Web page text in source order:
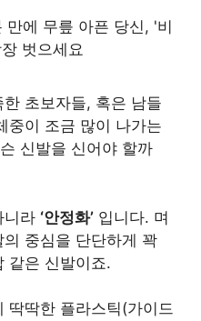
초보자들, 혹은 남들
중이 조금 많이 나가는
신발을 신어야 할까
니라 ‘안정화’ 입니다. 며
중심을 단단하게 꽉
같은 신발이죠.
딱딱한 플라스틱(가이드